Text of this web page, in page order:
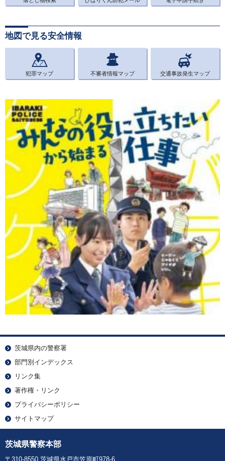
地図で見る安全情報
犯罪マップ 不審者情報マップ 交通事故発生マップ
茨城県内の警察署
部門別インデックス
リンク集
著作権・リンク
プライバシーポリシー
サイトマップ
茨城県警察本部
〒310-8550 茨城県水戸市笠原町978-6